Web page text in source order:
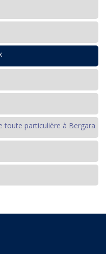
toute particulière à Bergara